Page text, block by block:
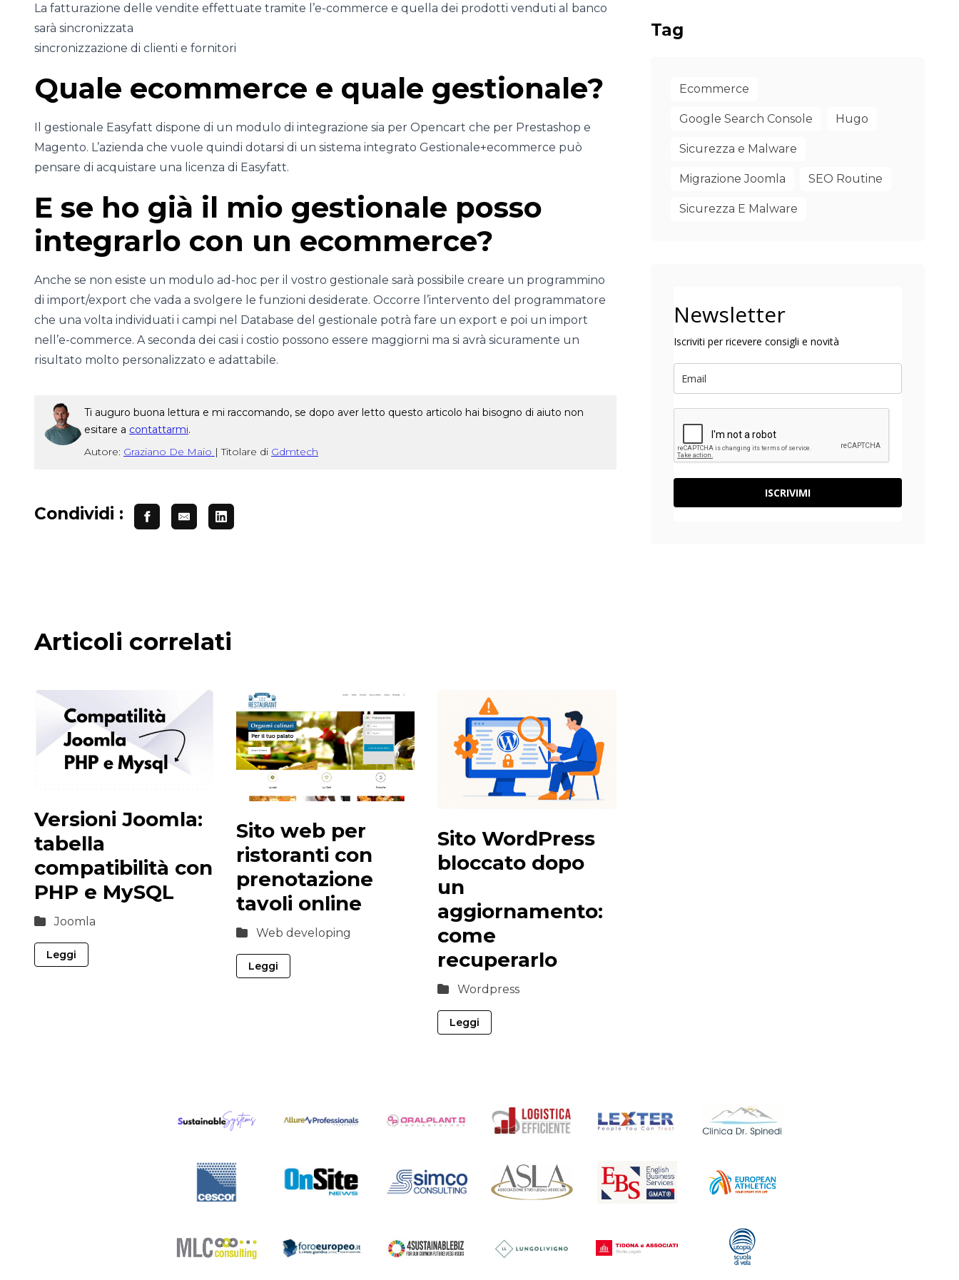
La fatturazione delle vendite effettuate tramite l’e-commerce e quella dei prodotti venduti al banco
sarà sincronizzata
sincronizzazione di clienti e fornitori
Quale ecommerce e quale gestionale?
Il gestionale Easyfatt dispone di un modulo di integrazione sia per Opencart che per Prestashop e
Magento. L’azienda che vuole quindi dotarsi di un sistema integrato Gestionale+ecommerce può
pensare di acquistare una licenza di Easyfatt.
E se ho già il mio gestionale posso
integrarlo con un ecommerce?
Anche se non esiste un modulo ad-hoc per il vostro gestionale sarà possibile creare un programmino
di import/export che vada a svolgere le funzioni desiderate. Occorre l’intervento del programmatore
che una volta individuati i campi nel Database del gestionale potrà fare un export e poi un import
nell’e-commerce. A seconda dei casi i costio possono essere maggiorni ma si avrà sicuramente un
risultato molto personalizzato e adattabile.
Ti auguro buona lettura e mi raccomando, se dopo aver letto questo articolo hai bisogno di aiuto non
esitare a contattarmi.
Autore: Graziano De Maio | Titolare di Gdmtech
Condividi :
Articoli correlati
Versioni Joomla:
tabella
compatibilità con
PHP e MySQL
Joomla
Leggi
Sito web per
ristoranti con
prenotazione
tavoli online
Web developing
Leggi
Sito WordPress
bloccato dopo
un
aggiornamento:
come
recuperarlo
Wordpress
Leggi
Tag
Ecommerce
Google Search Console Hugo
Sicurezza e Malware
Migrazione Joomla SEO Routine
Sicurezza E Malware
Newsletter
Iscriviti per ricevere consigli e novità
ISCRIVIMI